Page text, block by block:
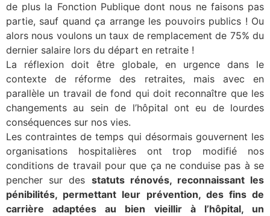
de plus la Fonction Publique dont nous ne faisons pas
partie, sauf quand ça arrange les pouvoirs publics ! Ou
alors nous voulons un taux de remplacement de 75% du
dernier salaire lors du départ en retraite !
La réflexion doit être globale, en urgence dans le
contexte de réforme des retraites, mais avec en
parallèle un travail de fond qui doit reconnaître que les
changements au sein de l’hôpital ont eu de lourdes
conséquences sur nos vies.
Les contraintes de temps qui désormais gouvernent les
organisations hospitalières ont trop modifié nos
conditions de travail pour que ça ne conduise pas à se
pencher sur des statuts rénovés, reconnaissant les
pénibilités, permettant leur prévention, des fins de
carrière adaptées au bien vieillir à l’hôpital, un